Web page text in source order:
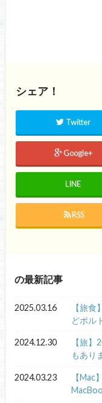
シェア！
Twitter
Google+
LINE
RSS
の最新記事
2025.03.16
【旅
どポル
2024.12.30
【旅
もあり
2024.03.23
【